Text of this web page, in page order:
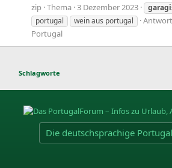
zip Thema 3 Dezember 2023
portugal
wein aus portugal
Portugal
Schlagworte
Die deutschsprachige